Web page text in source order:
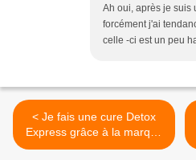
Ah oui, après je suis
forcément j'ai
celle -ci est un peu
< Je fais une cure Detox
Express grâce à la marque
HERBALGEM